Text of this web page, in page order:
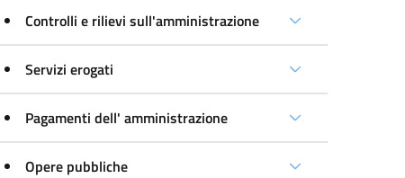
Controlli e rilievi sull'amministrazione
Servizi erogati
Pagamenti dell' amministrazione
Opere pubbliche